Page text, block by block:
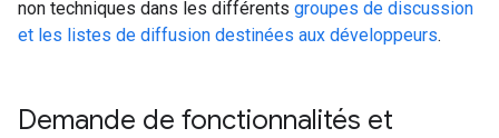
non techniques dans les différents groupes de discussion
et les listes de diffusion destinées aux développeurs.
Demande de fonctionnalités et